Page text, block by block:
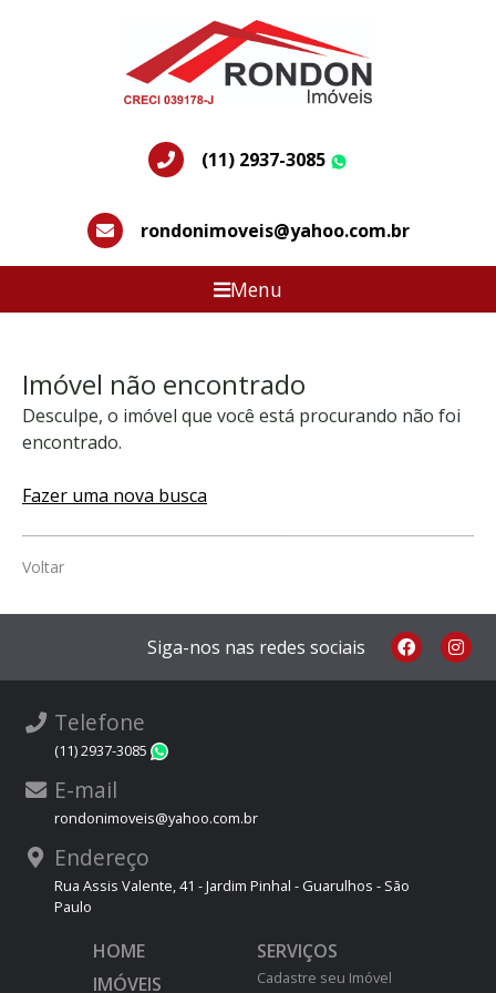
(11) 2937-3085
rondonimoveis@yahoo.com.br
Menu
Imóvel não encontrado
Desculpe, o imóvel que você está procurando não foi
encontrado.
Fazer uma nova busca
Voltar
Siga-nos nas redes sociais
Telefone
(11) 2937-3085
E-mail
rondonimoveis@yahoo.com.br
Endereço
Rua Assis Valente, 41 - Jardim Pinhal - Guarulhos - São
Paulo
HOME
IMÓVEIS
SERVIÇOS
Cadastre seu Imóvel